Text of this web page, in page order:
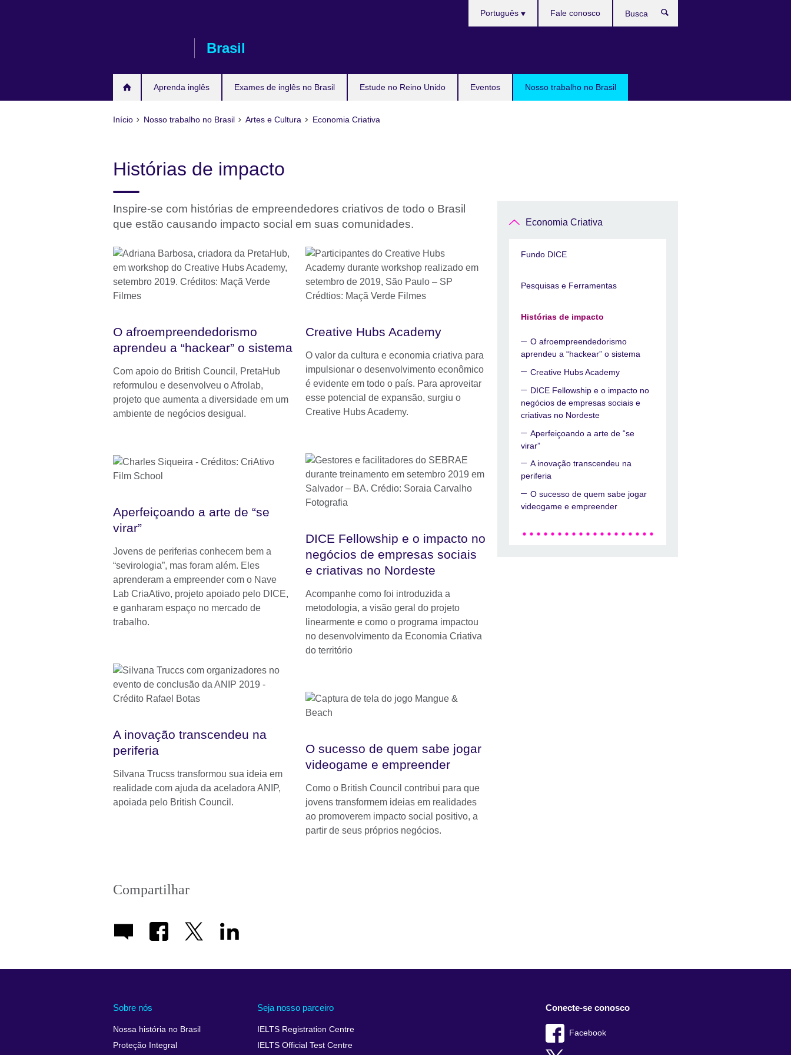
Brasil
Aprenda inglês Exames de inglês no Brasil Estude no Reino Unido Eventos Nosso trabalho no Brasil
Português Fale conosco
Início Nosso trabalho no Brasil Artes e Cultura Economia Criativa
Histórias de impacto
Inspire-se com histórias de empreendedores criativos de todo o Brasil
que estão causando impacto social em suas comunidades.
O afroempreendedorismo
aprendeu a “hackear” o sistema
Com apoio do British Council, PretaHub
reformulou e desenvolveu o Afrolab,
projeto que aumenta a diversidade em um
ambiente de negócios desigual.
Creative Hubs Academy
O valor da cultura e economia criativa para
impulsionar o desenvolvimento econômico
é evidente em todo o país. Para aproveitar
esse potencial de expansão, surgiu o
Creative Hubs Academy.
DICE Fellowship e o impacto no
negócios de empresas sociais
e criativas no Nordeste
Acompanhe como foi introduzida a
metodologia, a visão geral do projeto
linearmente e como o programa impactou
no desenvolvimento da Economia Criativa
do território
Aperfeiçoando a arte de “se
virar”
Jovens de periferias conhecem bem a
“sevirologia”, mas foram além. Eles
aprenderam a empreender com o Nave
Lab CriaAtivo, projeto apoiado pelo DICE,
e ganharam espaço no mercado de
trabalho.
A inovação transcendeu na
periferia
Silvana Trucss transformou sua ideia em
realidade com ajuda da aceladora ANIP,
apoiada pelo British Council.
O sucesso de quem sabe jogar
videogame e empreender
Como o British Council contribui para que
jovens transformem ideias em realidades
ao promoverem impacto social positivo, a
partir de seus próprios negócios.
Compartilhar
Economia Criativa
Fundo DICE
Pesquisas e Ferramentas
Histórias de impacto
O afroempreendedorismo
aprendeu a “hackear” o sistema
Creative Hubs Academy
DICE Fellowship e o impacto no
negócios de empresas sociais e
criativas no Nordeste
Aperfeiçoando a arte de “se
virar”
A inovação transcendeu na
periferia
O sucesso de quem sabe jogar
videogame e empreender
Sobre nós
Nossa história no Brasil
Proteção Integral
Seja nosso parceiro
IELTS Registration Centre
IELTS Official Test Centre
Conecte-se conosco
Facebook